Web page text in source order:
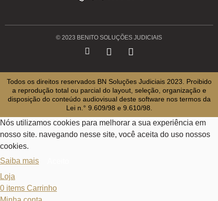
© 2023 BENITO SOLUÇÕES JUDICIAIS
Todos os direitos reservados BN Soluções Judiciais 2023. Proibido
a reprodução total ou parcial do layout, seleção, organização e
disposição do conteúdo audiovisual deste software nos termos da
Lei n.° 9.609/98 e 9.610/98.
Nós utilizamos cookies para melhorar a sua experiência em
nosso site. navegando nesse site, você aceita do uso nossos
cookies.
Saiba mais
Loja
0 items Carrinho